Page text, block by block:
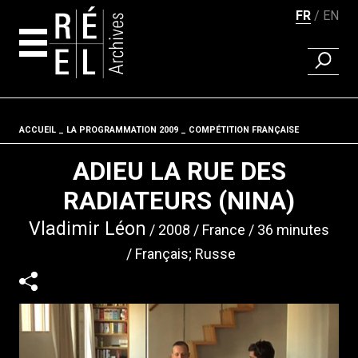
FR EN
Fil d'ariane
ACCUEIL LA PROGRAMMATION 2009 COMPÉTITION FRANÇAISE
ADIEU LA RUE DES
RADIATEURS (NINA)
Vladimir Léon 2008 France
36 minutes
Français; Russe